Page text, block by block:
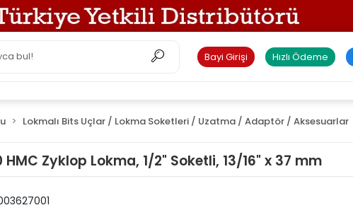
Bayi Girişi Hızlı Ödeme
Lokmalı Bits Uçlar / Lokma Soketleri / Uzatma / Adaptör / Aksesuarlar
Zyklop Lokma, 1/2" Soketli, 13/16" x 37 mm